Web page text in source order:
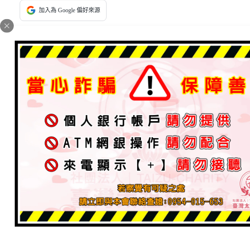
加入為 Google 偏好來源
敏感體質的人⋯遇到喪事、車禍現場、醫院、殯儀館、火葬場、
度的不舒服：例如會頭暈、頭痛、煩躁、起雞皮疙瘩、畏寒⋯等
敏感體質的人。
別人身上不乾淨接近也開始不舒服、常卡陰、時常收驚、體弱多病
敏感體質的人，容易做夢、無法睡、每天睡不到幾小時、常身體
非人的聲音或影像，甚至被騷擾與干擾，亦或是會有鬼壓床的經驗
而且在平常會感覺到好像是⋯有做過同樣的事、說過同樣的話、
感覺與直覺。會接收到異度空間非人的聲音或影像，甚至被騷擾
另則，到宮廟會頭暈，打嗝，為什麼？⋯頭暈通常是本身靈體的
神佛之氣場，靈體無法負荷才會頭暈。另外，也有卡外陰時也會
中都會打嗝：一、磁場感應，二、濁氣排除，三、神佛傳達訊息與
敏感體質是現代修行靈修人所冠上的一種新名詞，簡單來說，你